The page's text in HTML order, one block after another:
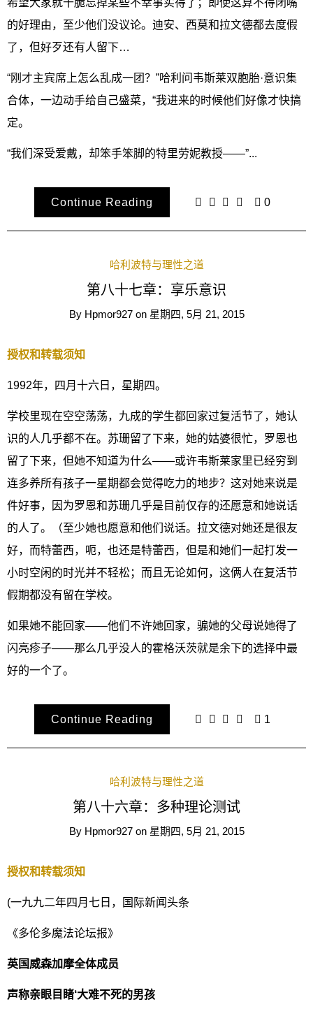
希望大家就干脆忘掉某些不幸事实得了；即使这算不得闭嘴
的好理由，至少他们没议论。迪安、西莫和拉文德都去度假
了，但好歹还有人留下…
“刚才主宾席上怎么乱成一团？”哈利问韦斯莱双胞胎·意识集
合体，一边动手给自己盛菜，“我进来的时候他们好像才快搞
定。
“我们深受爱戴，却笨手笨脚的特里劳妮教授——”...
Continue Reading 0
哈利波特与理性之道
第八十七章：享乐意识
By Hpmor927 on 星期四, 5月 21, 2015
授权和转载须知
1992年，四月十六日，星期四。
学校里现在空空荡荡，九成的学生都回家过复活节了，她认
识的人几乎都不在。苏珊留了下来，她的姑婆很忙，罗恩也
留了下来，但她不知道为什么——或许韦斯莱家里已经穷到
连多养所有孩子一星期都会觉得吃力的地步？这对她来说是
件好事，因为罗恩和苏珊几乎是目前仅存的还愿意和她说话
的人了。（至少她也愿意和他们说话。拉文德对她还是很友
好，而特蕾西，呃，也还是特蕾西，但是和她们一起打发一
小时空闲的时光并不轻松；而且无论如何，这俩人在复活节
假期都没有留在学校。
如果她不能回家——他们不许她回家，骗她的父母说她得了
闪亮疹子——那么几乎没人的霍格沃茨就是余下的选择中最
好的一个了。
Continue Reading 1
哈利波特与理性之道
第八十六章：多种理论测试
By Hpmor927 on 星期四, 5月 21, 2015
授权和转载须知
(一九九二年四月七日，国际新闻头条
《多伦多魔法论坛报》
英国威森加摩全体成员
声称亲眼目睹‘大难不死的男孩